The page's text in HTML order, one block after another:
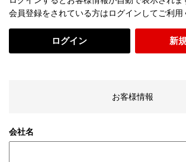
会員登録をされている方はログインしてご利用
ログイン 新
お客様情報
会社名